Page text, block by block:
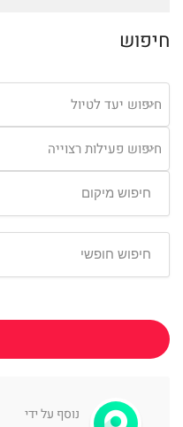
חיפוש
חיפוש יעד לטיול
חיפוש פעילות רצוייה
נוסף על ידי